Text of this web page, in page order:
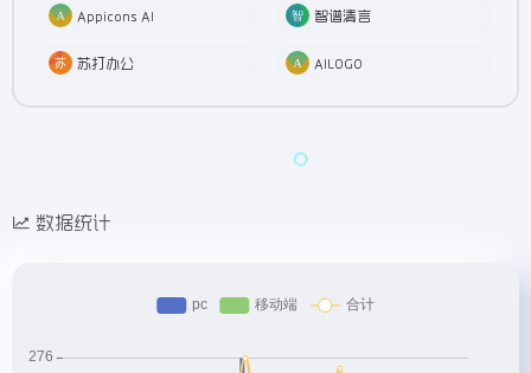
Appicons AI 智谱清言
苏打办公 AILOGO
数据统计